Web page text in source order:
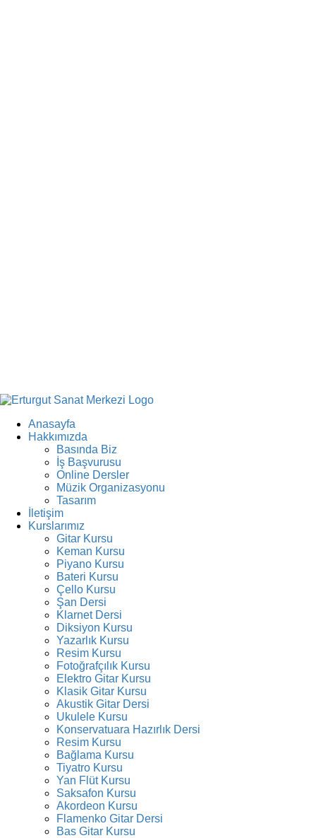
Anasayfa
Hakkımızda
Basında Biz
İş Başvurusu
Online Dersler
Müzik Organizasyonu
Tasarım
İletişim
Kurslarımız
Gitar Kursu
Keman Kursu
Piyano Kursu
Bateri Kursu
Çello Kursu
Şan Dersi
Klarnet Dersi
Diksiyon Kursu
Yazarlık Kursu
Resim Kursu
Fotoğrafçılık Kursu
Elektro Gitar Kursu
Klasik Gitar Kursu
Akustik Gitar Dersi
Ukulele Kursu
Konservatuara Hazırlık Dersi
Resim Kursu
Bağlama Kursu
Tiyatro Kursu
Yan Flüt Kursu
Saksafon Kursu
Akordeon Kursu
Flamenko Gitar Dersi
Bas Gitar Kursu